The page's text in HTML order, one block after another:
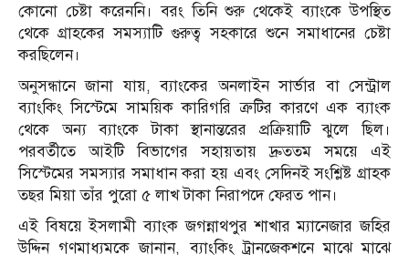
কোনো চেষ্টা করেননি। বরং তিনি শুরু থেকেই ব্যাংকে উপস্থিত
থেকে গ্রাহকের সমস্যাটি গুরুত্ব সহকারে শুনে সমাধানের চেষ্টা
করছিলেন।
অনুসন্ধানে জানা যায়, ব্যাংকের অনলাইন সার্ভার বা সেন্ট্রাল
ব্যাংকিং সিস্টেমে সাময়িক কারিগরি ত্রুটির কারণে এক ব্যাংক
থেকে অন্য ব্যাংকে টাকা স্থানান্তরের প্রক্রিয়াটি ঝুলে ছিল।
পরবর্তীতে আইটি বিভাগের সহায়তায় দ্রুততম সময়ে এই
সিস্টেমের সমস্যার সমাধান করা হয় এবং সেদিনই সংশ্লিষ্ট গ্রাহক
তছর মিয়া তাঁর পুরো ৫ লাখ টাকা নিরাপদে ফেরত পান।
এই বিষয়ে ইসলামী ব্যাংক জগন্নাথপুর শাখার ম্যানেজার জহির
উদ্দিন গণমাধ্যমকে জানান, ব্যাংকিং ট্রানজেকশনে মাঝে মাঝে